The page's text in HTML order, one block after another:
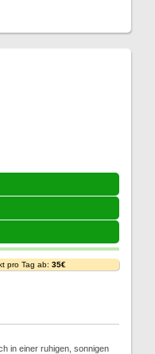
pro Tag ab: 35€
in einer ruhigen, sonnigen